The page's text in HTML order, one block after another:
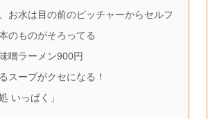
お水は目の前のピッチャーからセルフ
のものがそろってる
噌ラーメン900円
スープがクセになる！
いっぱく」